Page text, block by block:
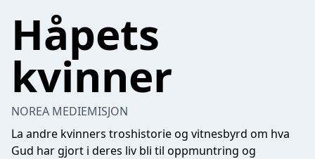
Håpets
kvinner
NOREA MEDIEMISJON
La andre kvinners troshistorie og vitnesbyrd om hva
Gud har gjort i deres liv bli til oppmuntring og